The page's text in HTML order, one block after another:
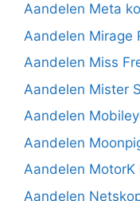
Aandelen Meta
Aandelen Mirage
Aandelen Miss
Aandelen Mister
Aandelen
Aandelen
Aandelen MotorK
Aandelen